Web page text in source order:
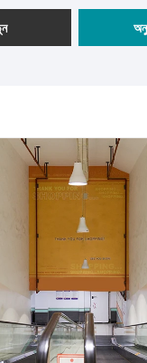
পরিষেবা এবং